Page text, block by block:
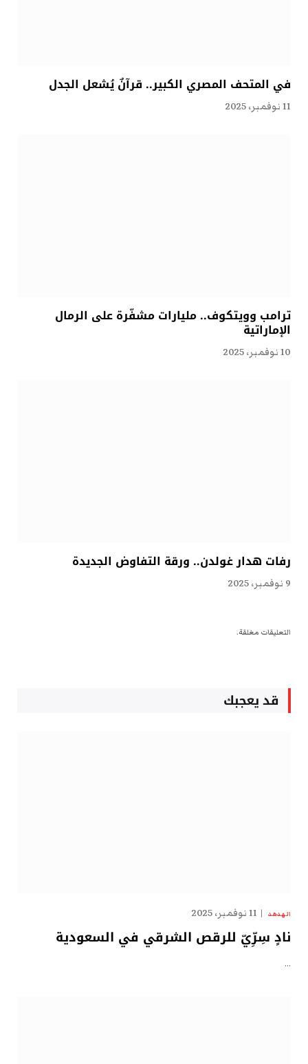
في المتحف المصري الكبير.. قرآنٌ يُشعل الجدل
11 نوفمبر، 2025
ترامب وويتكوف.. مليارات مشفّرة على الرمال
الإماراتية
10 نوفمبر، 2025
رفات هدار غولدن.. ورقة التفاوض الجديدة
9 نوفمبر، 2025
التعليقات مغلقة.
قد يعجبك
الهدهد 11 نوفمبر، 2025
نادٍ سِرِّيّ للرقص الشرقي في السعودية
…